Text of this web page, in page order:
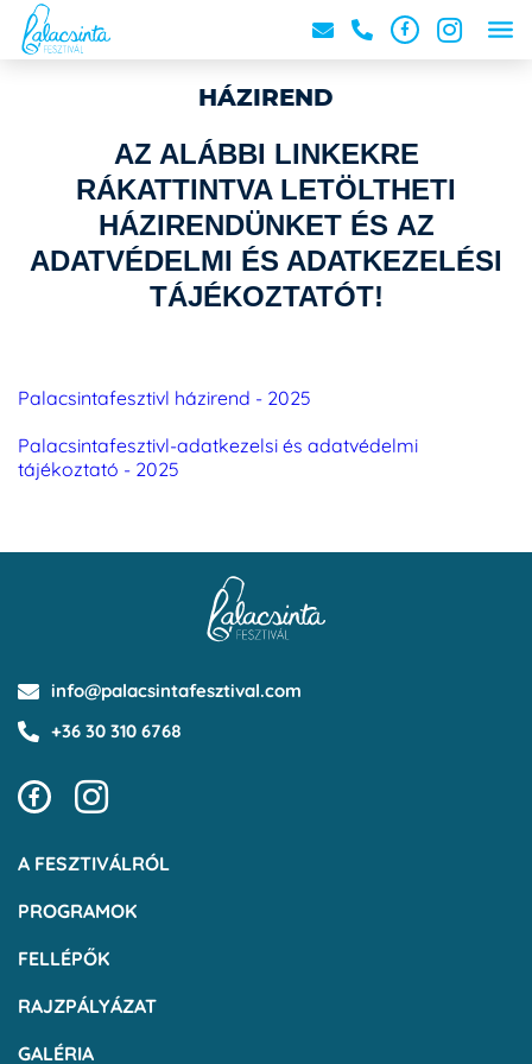
HÁZIREND
AZ ALÁBBI LINKEKRE
RÁKATTINTVA LETÖLTHETI
HÁZIRENDÜNKET ÉS AZ
ADATVÉDELMI ÉS ADATKEZELÉSI
TÁJÉKOZTATÓT!
Palacsintafesztivl házirend - 2025
Palacsintafesztivl-adatkezelsi és adatvédelmi
tájékoztató - 2025
info@palacsintafesztival.com
+36 30 310 6768
A FESZTIVÁLRÓL
PROGRAMOK
FELLÉPŐK
RAJZPÁLYÁZAT
GALÉRIA